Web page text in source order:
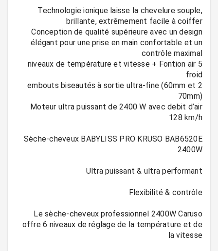
Technologie ionique laisse la chevelure souple,
brillante, extrêmement facile à coiffer
Conception de qualité supérieure avec un design
élégant pour une prise en main confortable et un
5 niveaux de température et vitesse + Fontion air
2 embouts biseautés à sortie ultra-fine (60mm et
Moteur ultra puissant de 2400 W avec debit d’air
Sèche-cheveux BABYLISS PRO KRUSO BAB6520E
Le sèche-cheveux professionnel 2400W Caruso
offre 6 niveaux de réglage de la température et de